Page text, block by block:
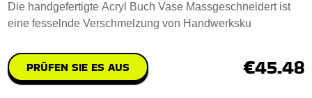
Die handgefertigte Acryl Buch Vase Massgeschneidert ist
eine fesselnde Verschmelzung von Handwerksku
PRÜFEN SIE ES AUS €45.48